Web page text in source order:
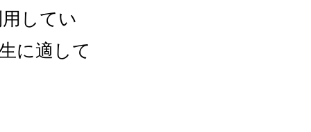
してい
に適して